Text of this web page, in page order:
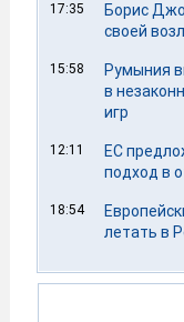
17:35
Борис
своей
15:58
Румыния
в
игр
12:11
ЕС
подход в
18:54
летать в